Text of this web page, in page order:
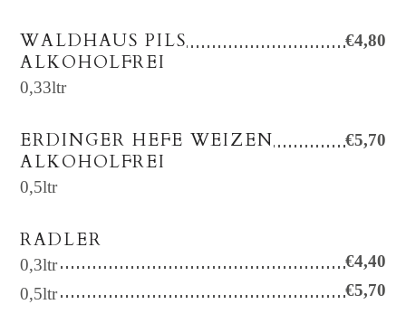
WALDHAUS PILS
ALKOHOLFREI
0,33ltr
€4,80
ERDINGER HEFE WEIZEN
ALKOHOLFREI
0,5ltr
€5,70
RADLER
0,3ltr
€4,40
0,5ltr
€5,70